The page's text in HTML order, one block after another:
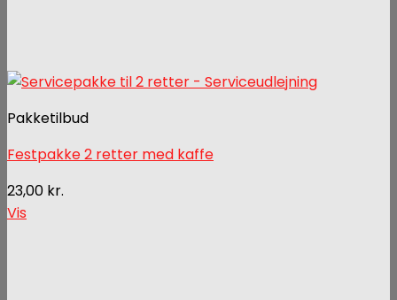
Pakketilbud
Festpakke 2 retter med kaffe
23,00 kr.
Vis